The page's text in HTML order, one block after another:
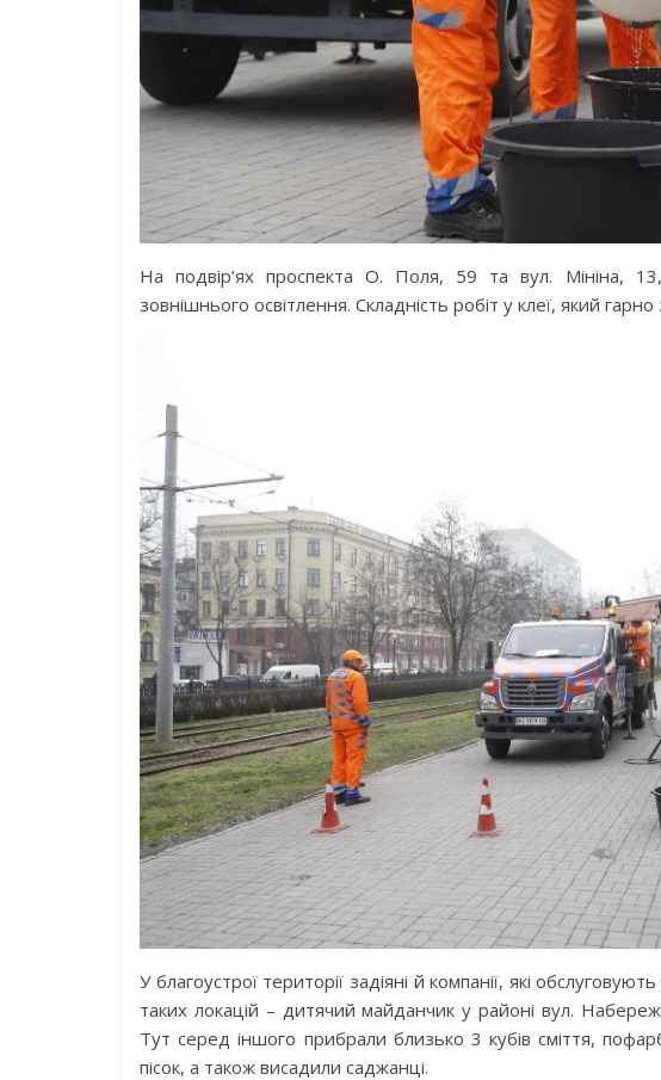
На подвір’ях проспекта О. Поля, 59 та вул. Мініна,
зовнішнього освітлення. Складність робіт у клеї, який гарно
У благоустрої території задіяні й компанії, які
таких локацій – дитячий майданчик у районі вул.
Тут серед іншого прибрали близько 3 кубів сміття,
пісок, а також висадили саджанці.